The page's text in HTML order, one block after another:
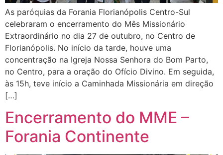
As paróquias da Forania Florianópolis Centro-Sul
celebraram o encerramento do Mês Missionário
Extraordinário no dia 27 de outubro, no Centro de
Florianópolis. No início da tarde, houve uma
concentração na Igreja Nossa Senhora do Bom Parto,
no Centro, para a oração do Ofício Divino. Em seguida,
às 15h, teve início a Caminhada Missionária em direção
[…]
Encerramento do MME –
Forania Continente